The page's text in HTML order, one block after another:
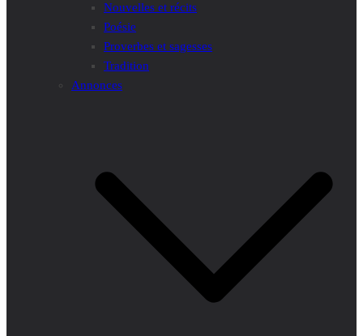
Nouvelles et récits
Poésie
Proverbes et sagesses
Tradition
Annonces